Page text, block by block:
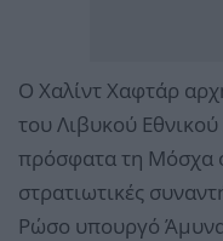
Ο Χαλίντ Χαφτάρ
του Λιβυκού
πρόσφατα τη Μόσχα
στρατιωτικές
Ρώσο υπουργό